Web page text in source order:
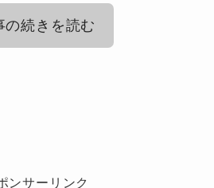
の続きを読む
ンサーリンク